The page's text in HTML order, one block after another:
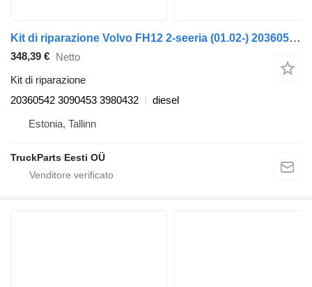
Kit di riparazione Volvo FH12 2-seeria (01.02-) 20360542 per trattore stradale Volvo FH12, FH16, NH12, FH, VNL780 (1993-2014)
348,39 € Netto
Kit di riparazione
20360542 3090453 3980432
diesel
Estonia, Tallinn
TruckParts Eesti OÜ